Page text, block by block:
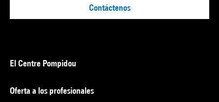
Contáctenos
El Centre Pompidou
Oferta a los profesionales